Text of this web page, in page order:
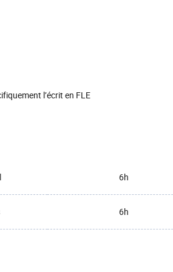
l’écrit en FLE
6h
6h